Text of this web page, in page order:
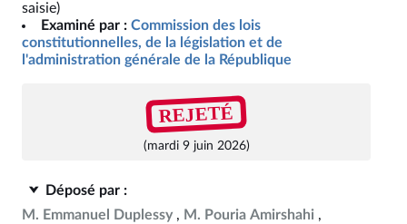
saisie)
Examiné par : Commission des lois
constitutionnelles, de la législation et de
l'administration générale de la République
REJETÉ
(mardi 9 juin 2026)
Déposé par :
M. Emmanuel Duplessy
M. Pouria Amirshahi